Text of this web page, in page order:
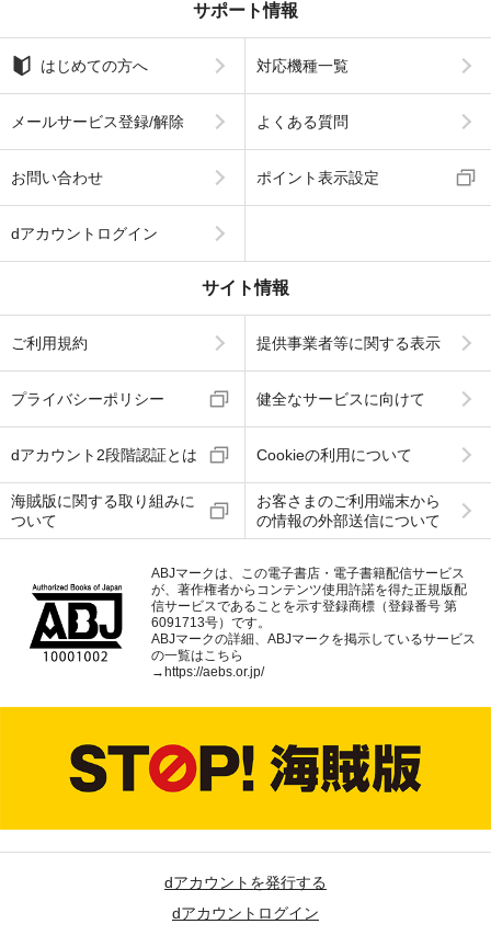
サポート情報
はじめての方へ 対応機種一覧
メールサービス登録/解除 よくある質問
お問い合わせ ポイント表示設定
dアカウントログイン
サイト情報
ご利用規約 提供事業者等に関する表示
プライバシーポリシー 健全なサービスに向けて
dアカウント2段階認証とは Cookieの利用について
海賊版に関する取り組みに
ついて
お客さまのご利用端末から
の情報の外部送信について
ABJマークは、この電子書店・電子書籍配信サービス
が、著作権者からコンテンツ使用許諾を得た正規版配
信サービスであることを示す登録商標（登録番号 第
6091713号）です。
ABJマークの詳細、ABJマークを掲示しているサービス
の一覧はこちら
→https://aebs.or.jp/
dアカウントを発行する
dアカウントログイン